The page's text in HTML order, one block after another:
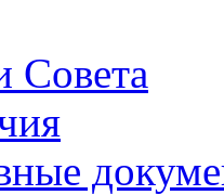
Совета